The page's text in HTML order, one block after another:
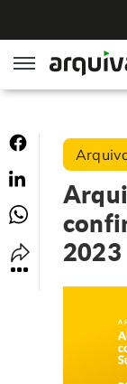
ArqSign
Soluções
Gestão de
Software
Segmentos
2023